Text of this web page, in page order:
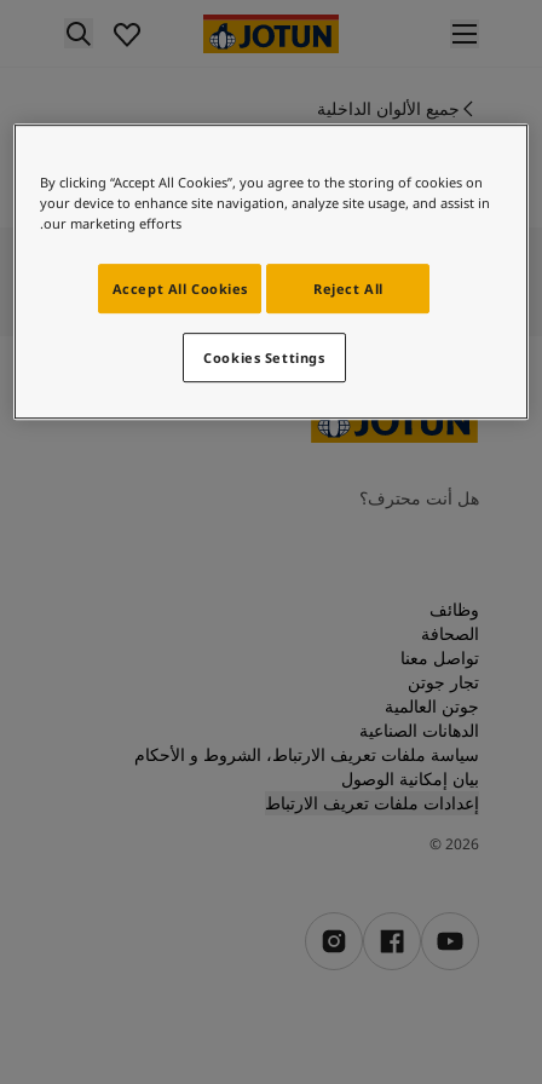
nav label
منتجات الدهان الداخلي
جميع المنتجات الخارجية
جميع ألوان الديكور الداخلي
ألوان الدهانات الخارجية
عينات ألوان جوتن
إلهام ألوان الدهان الداخلي
إلهام ألوان الدهان الخارجي
أحجز خدمات الدهان
Contact Us
البحث عن موزع جوتن
مستندات المنتجات
مساحات تنبض بالحياة - أحدث مجموعة ألوان جوتن
شركة كبرى
الدهانات الصناعية
جميع الألوان الداخلية
10475
هل أنت محترف؟
وظائف
الصحافة
تواصل معنا
تجار جوتن
جوتن العالمية
الدهانات الصناعية
سياسة ملفات تعريف الارتباط، الشروط و الأحكام
بيان إمكانية الوصول
إعدادات ملفات تعريف الارتباط
2026
©
By clicking “Accept All Cookies”, you agree to the storing of cookies on
your device to enhance site navigation, analyze site usage, and assist in
our marketing efforts.
Reject All
Accept All Cookies
Cookies Settings